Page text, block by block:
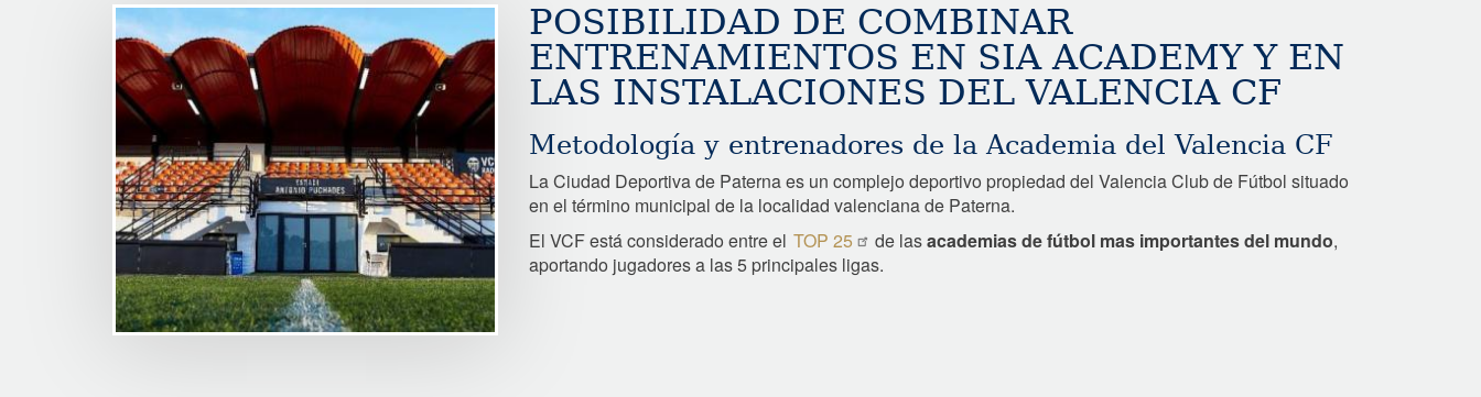
Image
POSIBILIDAD DE COMBINAR
ENTRENAMIENTOS EN SIA ACADEMY Y EN
LAS INSTALACIONES DEL VALENCIA CF
Metodología y entrenadores de la Academia del Valencia CF
La Ciudad Deportiva de Paterna es un complejo deportivo propiedad del Valencia Club de Fútbol situado
en el término municipal de la localidad valenciana de Paterna.
El VCF está considerado entre el TOP 25 de lasacademias de fútbol mas importantes del mundo,
aportando jugadores a las 5 principales ligas.